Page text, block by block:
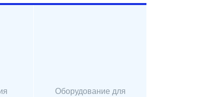
Оборудование для